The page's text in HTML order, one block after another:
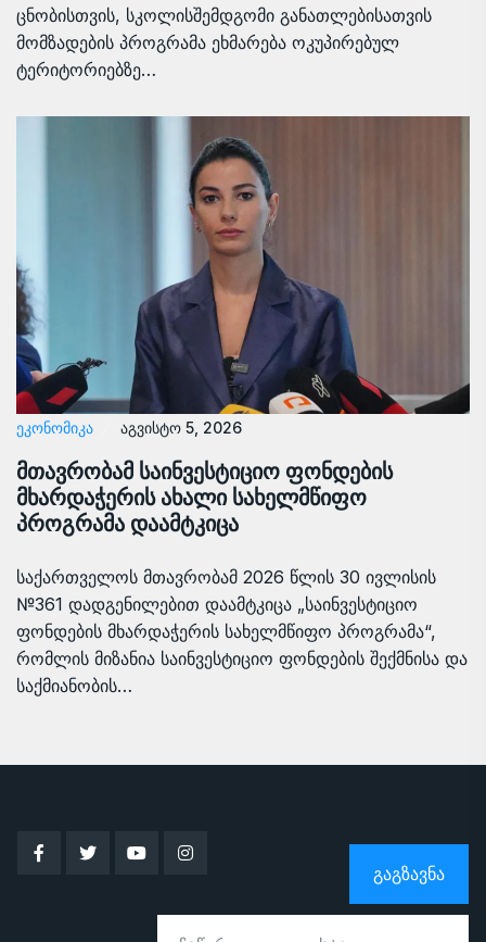
ცნობისთვის, სკოლისშემდგომი განათლებისათვის
მომზადების პროგრამა ეხმარება ოკუპირებულ
ტერიტორიებზე…
ᲔᲙᲝᲜᲝᲛᲘᲙᲐ აგვისტო 5, 2026
მთავრობამ საინვესტიციო ფონდების
მხარდაჭერის ახალი სახელმწიფო
პროგრამა დაამტკიცა
საქართველოს მთავრობამ 2026 წლის 30 ივლისის
№361 დადგენილებით დაამტკიცა „საინვესტიციო
ფონდების მხარდაჭერის სახელმწიფო პროგრამა“,
რომლის მიზანია საინვესტიციო ფონდების შექმნისა და
საქმიანობის…
ᲒᲐᲒᲖᲐᲕᲜᲐ